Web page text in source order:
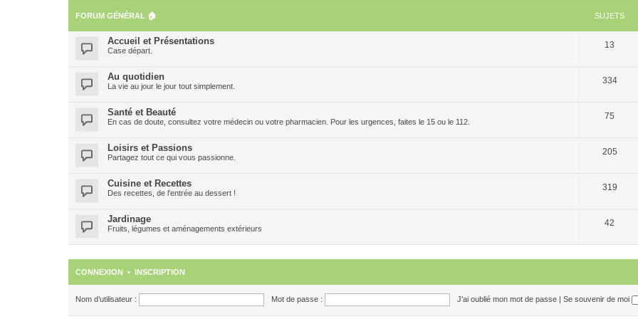
FORUM GÉNÉRAL 🏠 SUJETS
Accueil et Présentations
Case départ.
13
Au quotidien
La vie au jour le jour tout simplement.
334
Santé et Beauté
En cas de doute, consultez votre médecin ou votre pharmacien. Pour les urgences, faites le 15 ou le 112.
75
Loisirs et Passions
Partagez tout ce qui vous passionne.
205
Cuisine et Recettes
Des recettes, de l'entrée au dessert !
319
Jardinage
Fruits, légumes et aménagements extérieurs
42
CONNEXION • INSCRIPTION
Nom d’utilisateur : Mot de passe : J’ai oublié mon mot de passe | Se souvenir de moi